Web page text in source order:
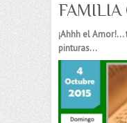
FAMILIA
¡Ahhh el Amor!…
pinturas…